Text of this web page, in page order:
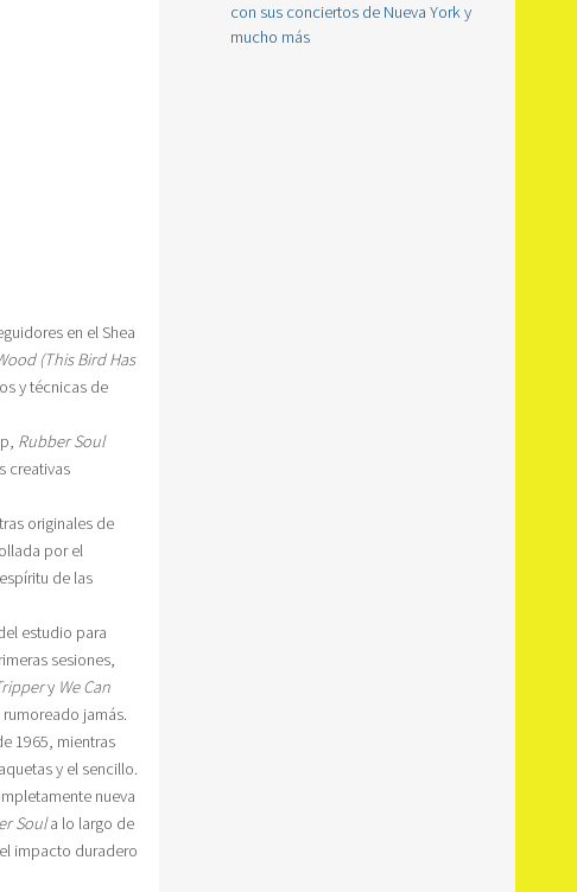
en el Shea
(This Bird Has
y técnicas de
Rubber Soul
creativas
originales de
por el
de las
estudio para
sesiones,
y We Can
jamás.
1965, mientras
y el sencillo.
nueva
Soula lo largo de
impacto duradero
con sus conciertos de Nueva York y
mucho más